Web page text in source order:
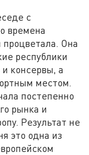
с
времена
Она
республики
консервы, а
местом.
постепенно
рынка и
Результат не
это одна из